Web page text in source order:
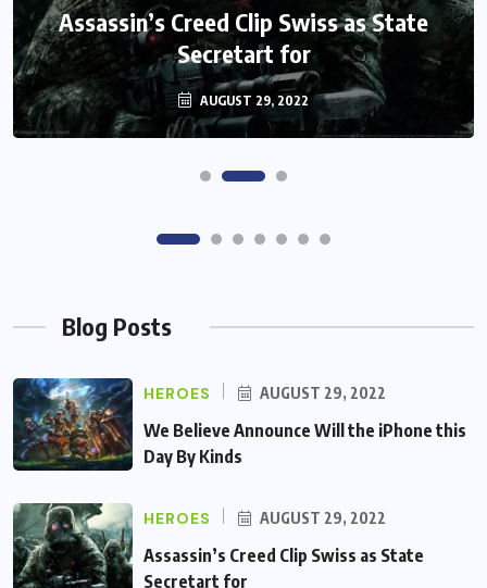
Monster Jam Titans success farms their
efforts
AUGUST 29, 2022
We Believe Announce Will the iPhone
this Day By Kinds Game Play History
AUGUST 29, 2022
Blog Posts
HEROES AUGUST 29, 2022
We Believe Announce Will the iPhone this
Day By Kinds
HEROES AUGUST 29, 2022
Assassin’s Creed Clip Swiss as State
Secretart for